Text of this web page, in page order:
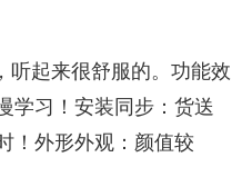
起来很舒服的。功能效
学习！安装同步：货送
！外形外观：颜值较